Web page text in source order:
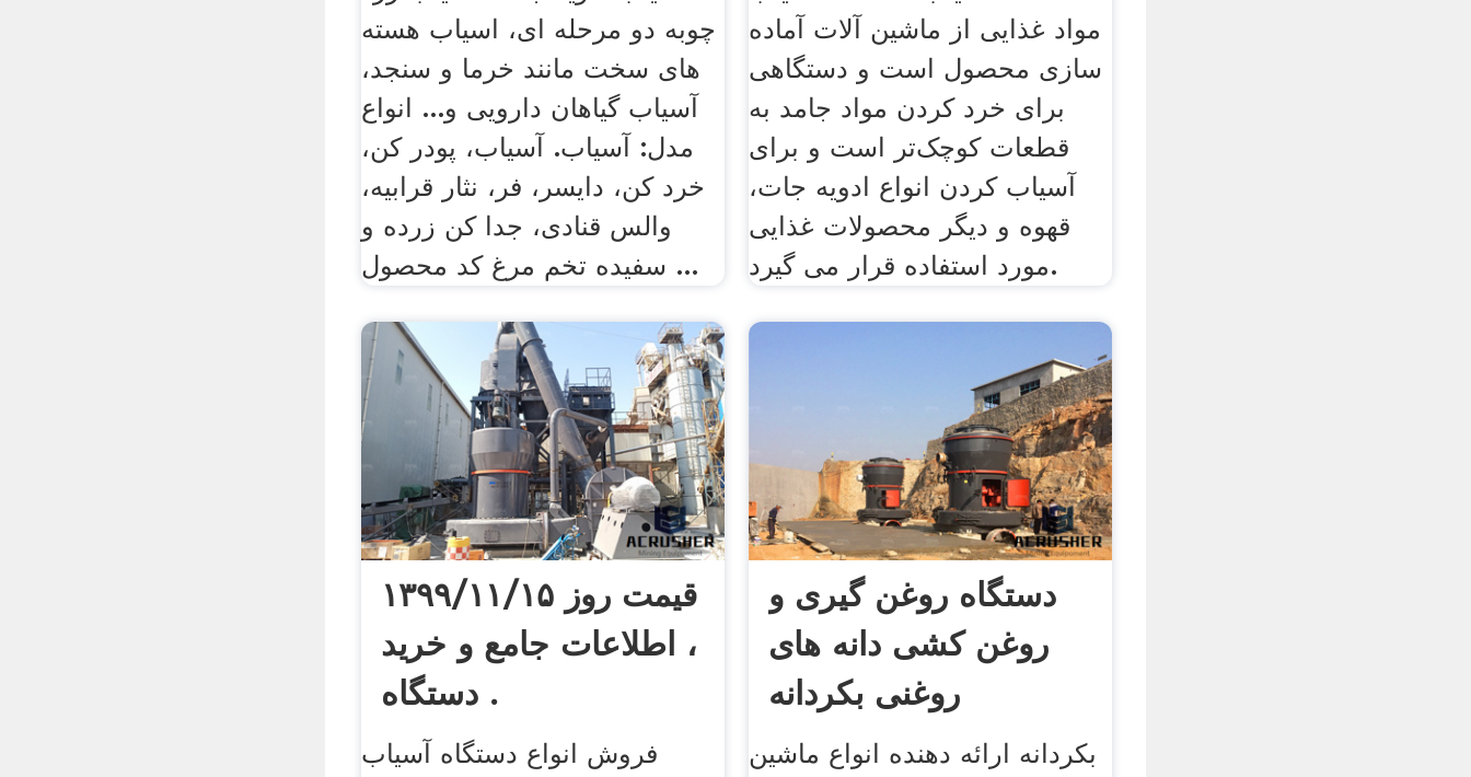
چوبه دو مرحله ای، اسیاب هسته
های سخت مانند خرما و سنجد،
آسیاب گیاهان دارویی و... انواع
مدل: آسیاب. آسیاب، پودر کن،
خرد کن، دایسر، فر، نثار قرابیه،
والس قنادی، جدا کن زرده و
سفیده تخم مرغ کد محصول ...
مواد غذایی از ماشین آلات آماده
سازی محصول است و دستگاهی
برای خرد کردن مواد جامد به
قطعات کوچک‌تر است و برای
آسیاب کردن انواع ادویه جات،
قهوه و دیگر محصولات غذایی
مورد استفاده قرار می گیرد.
قیمت روز ۱۳۹۹/۱۱/۱۵
، اطلاعات جامع و خرید
دستگاه .
فروش انواع دستگاه آسیاب
دستگاه روغن گیری و
روغن کشی دانه های
روغنی بکردانه
بکردانه ارائه دهنده انواع ماشین